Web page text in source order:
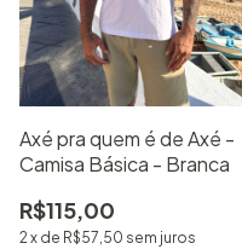
Axé pra quem é de Axé -
Camisa Básica - Branca
R$115,00
2x de R$57,50 sem juros